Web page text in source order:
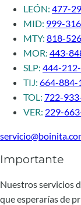
LEÓN: 477-
MID: 999-
MTY: 818-
MOR: 443-
SLP: 444-
TIJ: 664-884-
TOL: 722-
VER: 229-
Importante
Nuestros servicios
que esperarías de